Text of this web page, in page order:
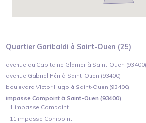
Quartier Garibaldi à Saint-Ouen (25)
avenue du Capitaine Glarner à Saint-Ouen (93400)
avenue Gabriel Péri à Saint-Ouen (93400)
boulevard Victor Hugo à Saint-Ouen (93400)
impasse Compoint à Saint-Ouen (93400)
1 impasse Compoint
11 impasse Compoint